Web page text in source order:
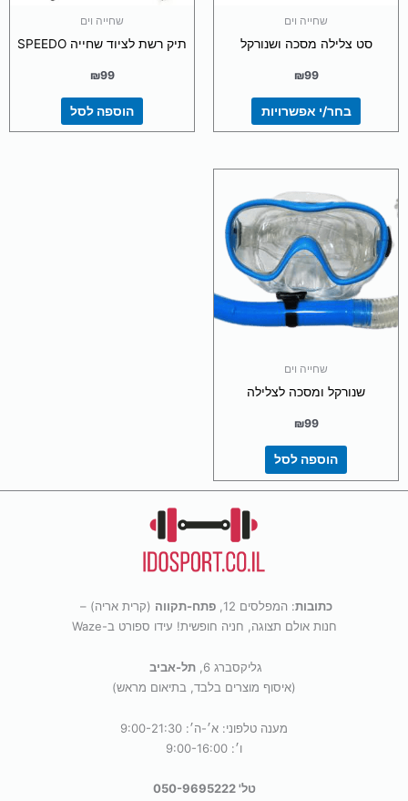
שחייה וים
סט צלילה מסכה ושנורקל
₪99
בחר/י אפשרויות
שחייה וים
תיק רשת לציוד שחייה SPEEDO
₪99
הוספה לסל
שחייה וים
שנורקל ומסכה לצלילה
₪99
הוספה לסל
כתובות: המפלסים 12, פתח-תקווה (קרית אריה) –
חנות אולם תצוגה, חניה חופשית! עידו ספורט ב-Waze
גליקסברג 6,
תל-אביב
(איסוף מוצרים בלבד, בתיאום מראש)
מענה טלפוני: א׳-ה׳: 9:00-21:30
ו׳: 9:00-16:00
טל' 050-9695222